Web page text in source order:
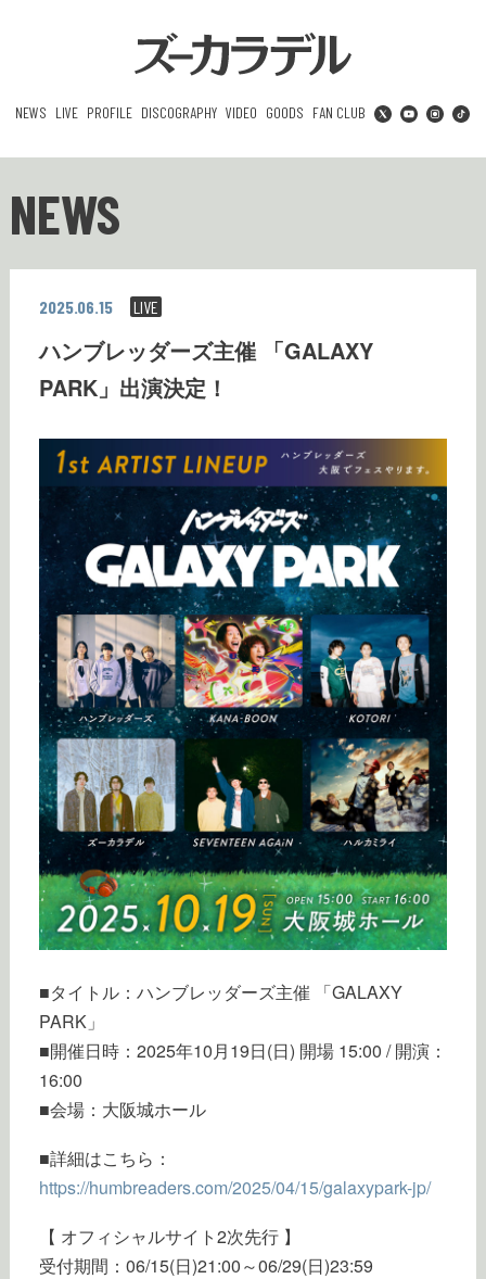
NEWS LIVE PROFILE DISCOGRAPHY VIDEO GOODS FAN CLUB
NEWS
2025.06.15 LIVE
ハンブレッダーズ主催 「GALAXY
PARK」出演決定！
■タイトル：ハンブレッダーズ主催 「GALAXY
PARK」
■開催日時：2025年10月19日(日) 開場 15:00 / 開演：
16:00
■会場：大阪城ホール
■詳細はこちら：
https://humbreaders.com/2025/04/15/galaxypark-jp/
【 オフィシャルサイト2次先行 】
受付期間：06/15(日)21:00～06/29(日)23:59